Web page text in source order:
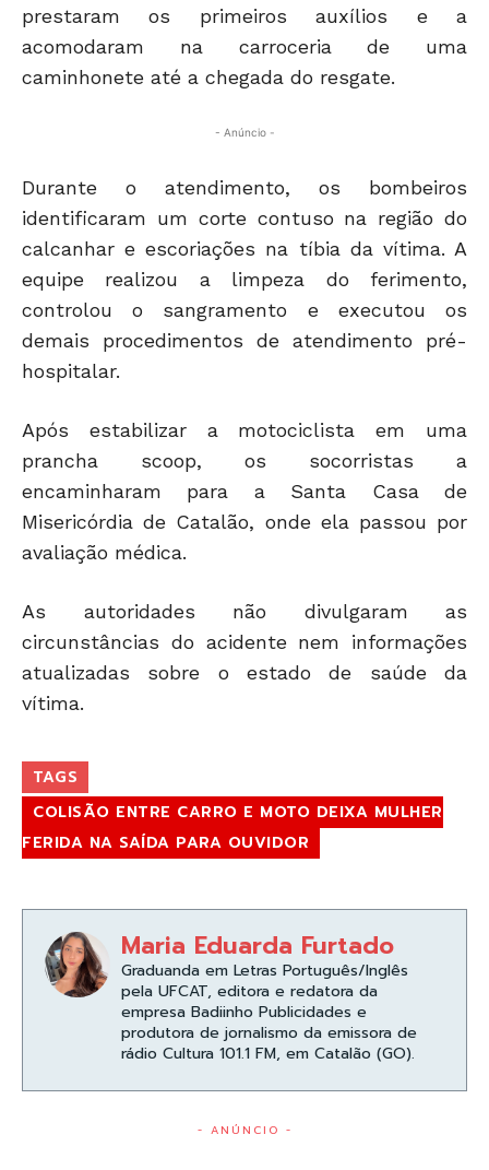
prestaram os primeiros auxílios e a
acomodaram na carroceria de uma
caminhonete até a chegada do resgate.
- Anúncio -
Durante o atendimento, os bombeiros
identificaram um corte contuso na região do
calcanhar e escoriações na tíbia da vítima. A
equipe realizou a limpeza do ferimento,
controlou o sangramento e executou os
demais procedimentos de atendimento pré-
hospitalar.
Após estabilizar a motociclista em uma
prancha scoop, os socorristas a
encaminharam para a Santa Casa de
Misericórdia de Catalão, onde ela passou por
avaliação médica.
As autoridades não divulgaram as
circunstâncias do acidente nem informações
atualizadas sobre o estado de saúde da
vítima.
TAGS
COLISÃO ENTRE CARRO E MOTO DEIXA MULHER
FERIDA NA SAÍDA PARA OUVIDOR
Maria Eduarda Furtado
Graduanda em Letras Português/Inglês
pela UFCAT, editora e redatora da
empresa Badiinho Publicidades e
produtora de jornalismo da emissora de
rádio Cultura 101.1 FM, em Catalão (GO).
- ANÚNCIO -